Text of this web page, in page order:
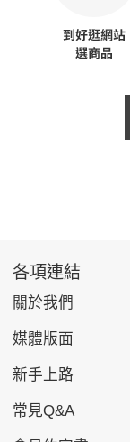
各項連結
關於我們
媒體版面
新手上路
常見Q&A